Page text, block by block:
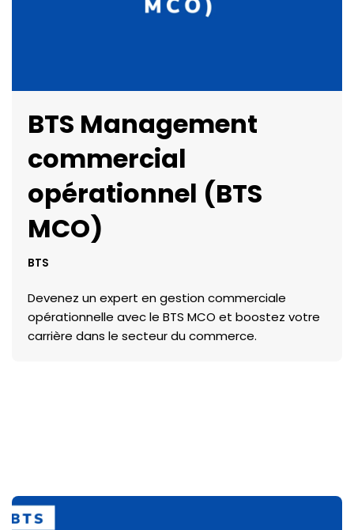
BTS Management
commercial
opérationnel (BTS
MCO)
BTS
Devenez un expert en gestion commerciale
opérationnelle avec le BTS MCO et boostez votre
carrière dans le secteur du commerce.